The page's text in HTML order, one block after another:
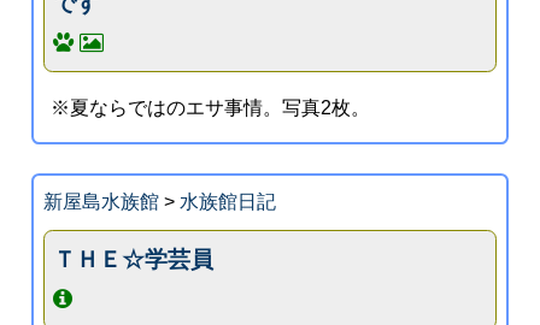
※夏ならではのエサ事情。写真2枚。
新屋島水族館> 水族館日記
ＴＨＥ☆学芸員